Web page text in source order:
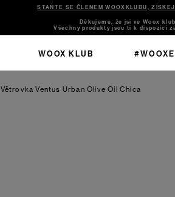
STAŇTE SE ČLENEM WOOXKLUBU,
Děkujeme, že jsi ve Woox
Všechny produkty jsou ti k dispozici
WOOX KLUB
Větrovka Ventus Urban Olive Oil Chica